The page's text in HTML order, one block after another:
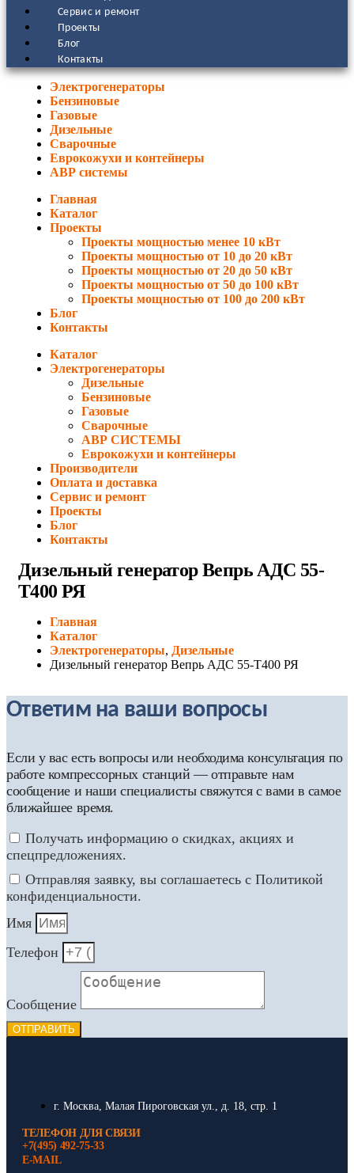
Сервис и ремонт
Проекты
Блог
Контакты
Электрогенераторы
Бензиновые
Газовые
Дизельные
Сварочные
Еврокожухи и контейнеры
АВР системы
Главная
Каталог
Проекты
Проекты мощностью менее 10 кВт
Проекты мощностью от 10 до 20 кВт
Проекты мощностью от 20 до 50 кВт
Проекты мощностью от 50 до 100 кВт
Проекты мощностью от 100 до 200 кВт
Блог
Контакты
Каталог
Электрогенераторы
Дизельные
Бензиновые
Газовые
Сварочные
АВР СИСТЕМЫ
Еврокожухи и контейнеры
Производители
Оплата и доставка
Сервис и ремонт
Проекты
Блог
Контакты
Дизельный генератор Вепрь АДС 55-
Т400 РЯ
Главная
Каталог
Электрогенераторы, Дизельные
Дизельный генератор Вепрь АДС 55-Т400 РЯ
Ответим на ваши вопросы
Если у вас есть вопросы или необходима консультация по
работе компрессорных станций — отправьте нам
сообщение и наши специалисты свяжутся с вами в самое
ближайшее время.
Получать информацию о скидках, акциях и
спецпредложениях.
Отправляя заявку, вы соглашаетесь с Политикой
конфиденциальности.
Имя
Телефон
Сообщение
ОТПРАВИТЬ
г. Москва, Малая Пироговская ул., д. 18, стр. 1
ТЕЛЕФОН ДЛЯ СВЯЗИ
+7(495) 492-75-33
E-MAIL